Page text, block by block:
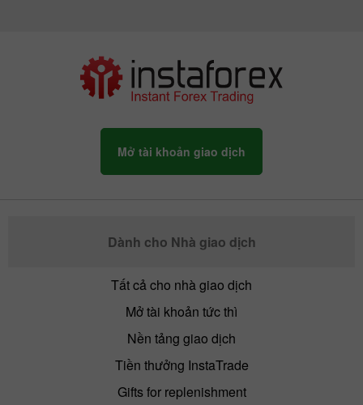
Mở tài khoản giao dịch
Dành cho Nhà giao dịch
Tất cả cho nhà giao dịch
Mở tài khoản tức thì
Nền tảng giao dịch
Tiền thưởng InstaTrade
Gifts for replenishment